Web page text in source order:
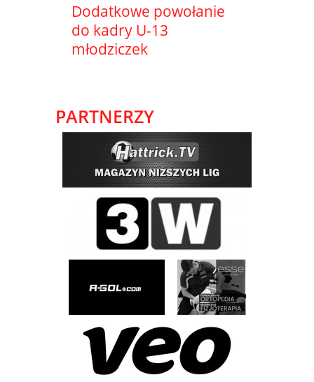
Dodatkowe powołanie
do kadry U-13
młodziczek
PARTNERZY